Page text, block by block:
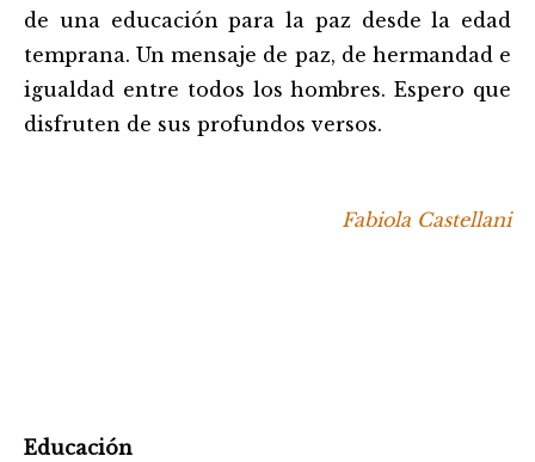
de una educación para la paz desde la edad
temprana. Un mensaje de paz, de hermandad e
igualdad entre todos los hombres. Espero que
disfruten de sus profundos versos.
Fabiola Castellani
Educación